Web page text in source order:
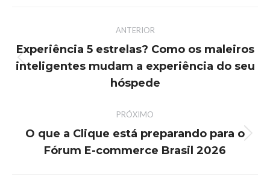
ANTERIOR
Experiência 5 estrelas? Como os maleiros
inteligentes mudam a experiência do seu
hóspede
PRÓXIMO
O que a Clique está preparando para o
Fórum E-commerce Brasil 2026